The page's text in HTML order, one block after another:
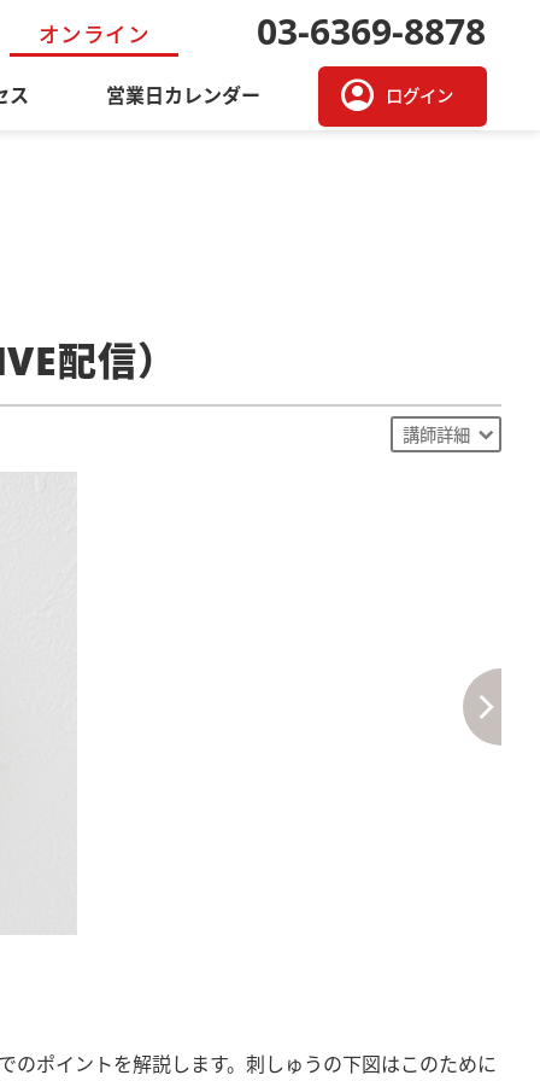
オンライン 03-6369-8878
ス 営業日カレンダー account_circle ログイン
配信）
講師詳細
ポイントを解説します。刺しゅうの下図はこのために